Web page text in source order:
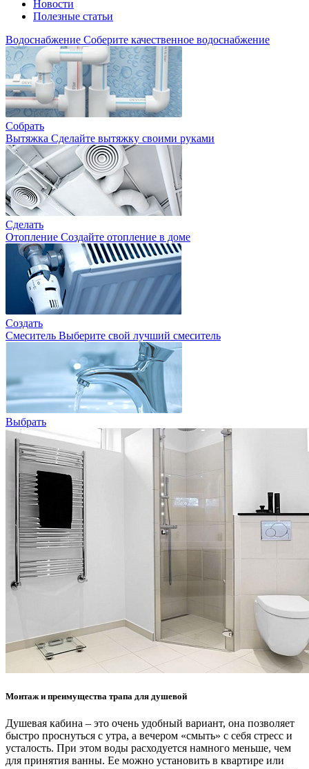
Новости
Полезные статьи
Водоснабжение Соберите качественное водоснабжение
Собрать
Вытяжка Сделайте вытяжку своими руками
Сделать
Отопление Создайте отопление в доме
Создать
Смеситель Выберите свой лучший смеситель
Выбрать
Монтаж и преимущества трапа для душевой
Душевая кабина – это очень удобный вариант, она позволяет
быстро проснуться с утра, а вечером «смыть» с себя стресс и
усталость. При этом воды расходуется намного меньше, чем
для принятия ванны. Ее можно установить в квартире или